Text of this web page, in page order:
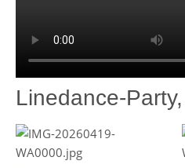
Linedance-